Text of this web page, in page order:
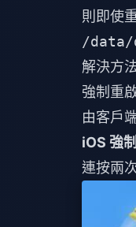
則即使
/data/
解決方
強制重
由客戶
iOS 強
連按兩